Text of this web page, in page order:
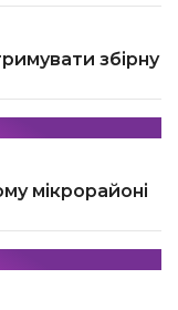
збірну
мікрорайоні